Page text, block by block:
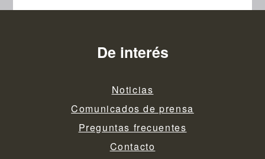
De interés
Noticias
Comunicados de prensa
Preguntas frecuentes
Contacto